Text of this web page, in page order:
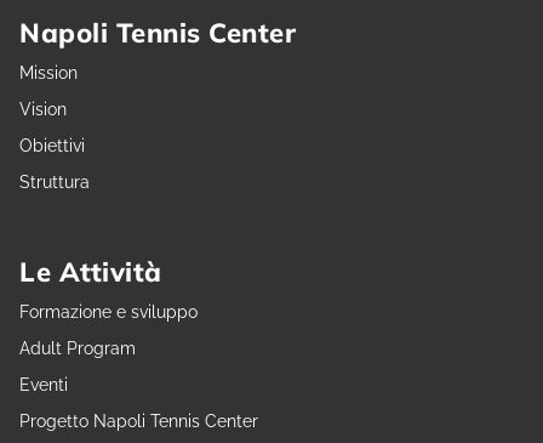
Napoli Tennis Center
Mission
Vision
Obiettivi
Struttura
Le Attività
Formazione e sviluppo
Adult Program
Eventi
Progetto Napoli Tennis Center